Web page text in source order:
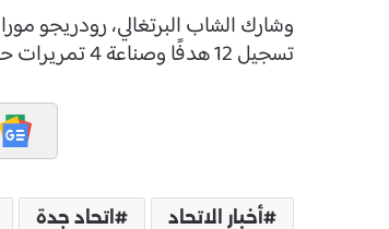
تسجيل 12 هدفًا وصناعة 4 تمريرات حاسمة.
أخبار الاتحاد اتحاد جدة